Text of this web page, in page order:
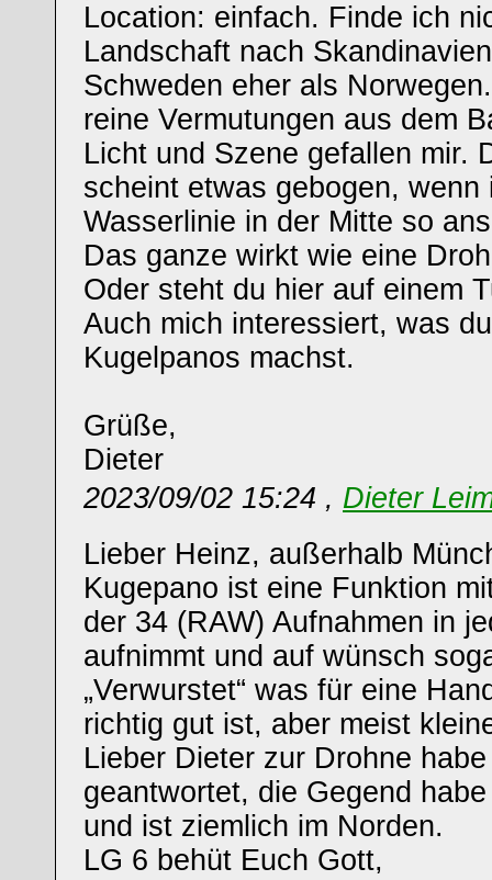
Location: einfach. Finde ich
Landschaft nach
Schweden eher als
reine Vermutungen aus dem
Licht und Szene gefallen mir.
scheint etwas gebogen, wenn
Wasserlinie in der Mitte so
Das ganze wirkt wie eine
Oder steht du hier auf einem
Auch mich interessiert, was
Kugelpanos machst.
Grüße,
Dieter
2023/09/02 15:24 , Dieter
Lieber Heinz, außerhalb
Kugepano ist eine Funktion
der 34 (RAW) Aufnahmen in
aufnimmt und auf wünsch
„Verwurstet“ was für eine
richtig gut ist, aber meist
Lieber Dieter zur Drohne
geantwortet, die Gegend
und ist ziemlich im Norden.
LG 6 behüt Euch Gott,